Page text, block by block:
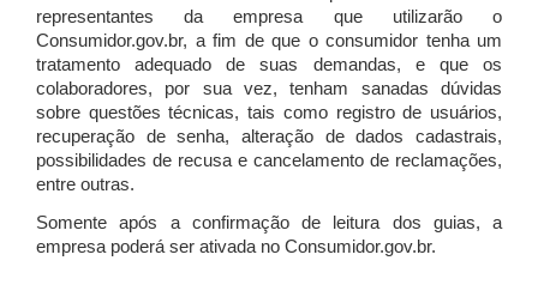
representantes da empresa que utilizarão o
Consumidor.gov.br, a fim de que o consumidor tenha um
tratamento adequado de suas demandas, e que os
colaboradores, por sua vez, tenham sanadas dúvidas
sobre questões técnicas, tais como registro de usuários,
recuperação de senha, alteração de dados cadastrais,
possibilidades de recusa e cancelamento de reclamações,
entre outras.
Somente após a confirmação de leitura dos guias, a
empresa poderá ser ativada no Consumidor.gov.br.